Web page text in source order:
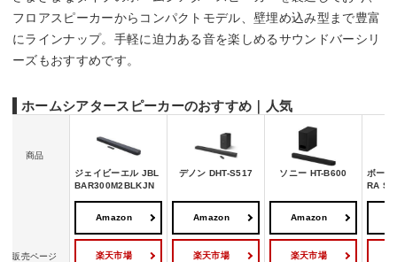
フロアスピーカーからコンパクトモデル、壁埋め込み型まで豊富
にラインナップ。手軽に迫力ある音を楽しめるサウンドバーシリ
ーズもおすすめです。
ホームシアタースピーカーのおすすめ｜人気
商品
ジェイビーエル JBL
BAR300M2BLKJN
デノン DHT-S517 ソニー HT-B600
ボーズ
RA
販売ページ
Amazon
楽天市場
Amazon
楽天市場
Amazon
楽天市場